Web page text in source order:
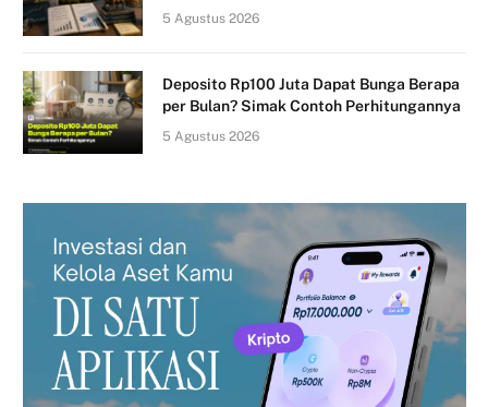
5 Agustus 2026
Deposito Rp100 Juta Dapat Bunga Berapa
per Bulan? Simak Contoh Perhitungannya
5 Agustus 2026